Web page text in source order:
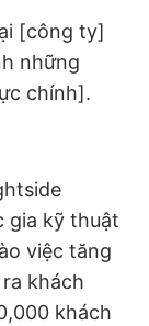
[công ty]
những
chính].
gia kỹ thuật
việc tăng
khách
khách